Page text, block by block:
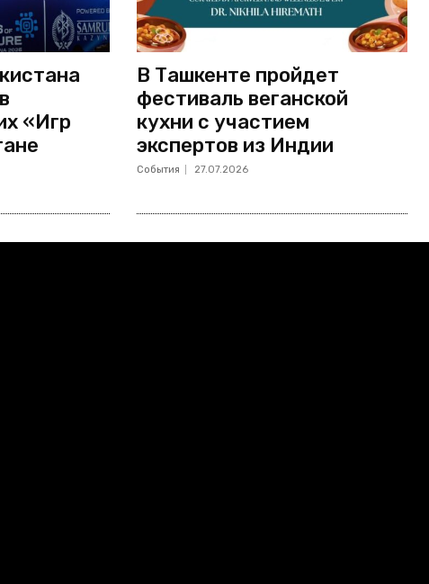
«Игр
В Ташкенте пройдет
фестиваль веганской
кухни с участием
экспертов из Индии
События 27.07.2026